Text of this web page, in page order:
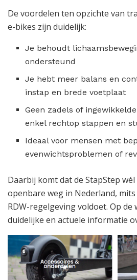
De voordelen ten opzichte van
e-bikes zijn duidelijk:
Je behoudt
ondersteund
Je hebt meer balans en
instap en brede voetplaat
Geen zadels of
enkel rechtop stappen en
Ideaal voor mensen met
evenwichtsproblemen of
Daarbij komt dat de StapStep
openbare weg in Nederland,
RDW-regelgeving voldoet. Op de
duidelijke en actuele informatie